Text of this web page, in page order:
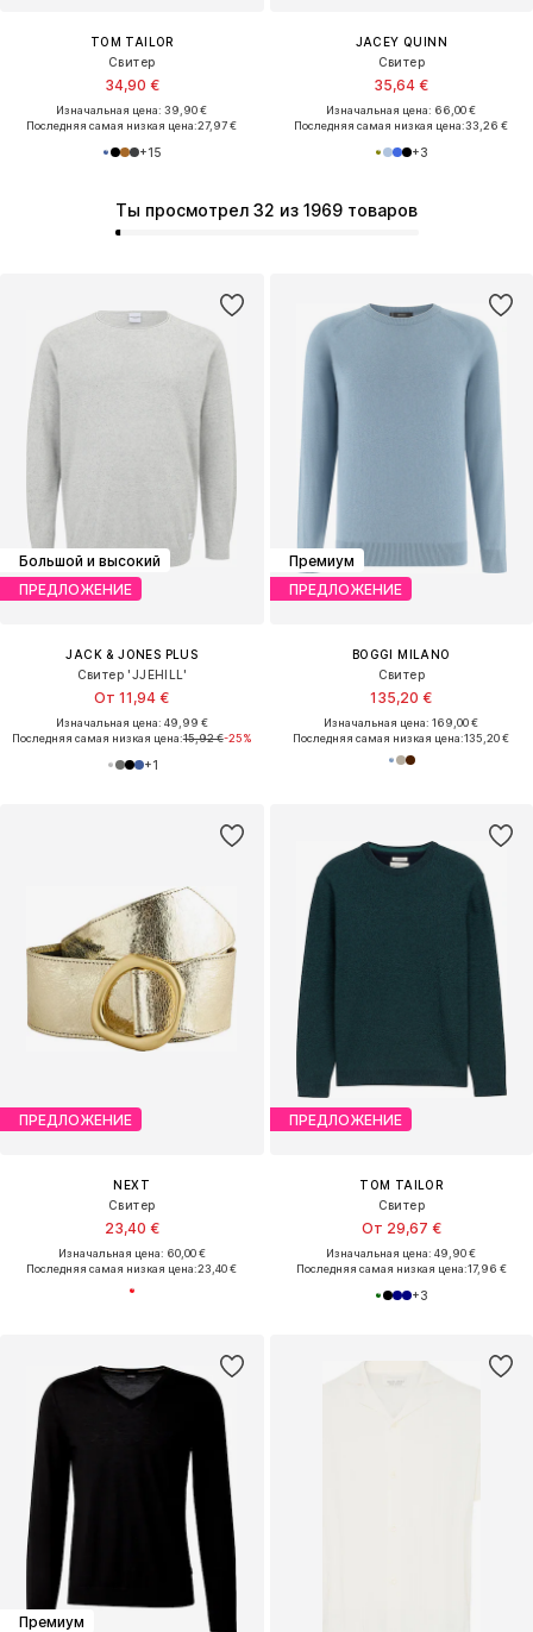
TOM TAILOR
Свитер
34,90 €
Изначальная цена: 39,90 €
Последняя самая низкая цена:27,97 €
+15
JACEY QUINN
Свитер
35,64 €
Изначальная цена: 66,00 €
Последняя самая низкая цена:33,26 €
+3
Большой и высокий
ПРЕДЛОЖЕНИЕ
JACK & JONES PLUS
Свитер 'JJEHILL'
От 11,94 €
Изначальная цена: 49,99 €
Последняя самая низкая цена:15,92 €-25%
+1
Ты просмотрел 32 из 1969 товаров
Премиум
ПРЕДЛОЖЕНИЕ
BOGGI MILANO
Свитер
135,20 €
Изначальная цена: 169,00 €
Последняя самая низкая цена:135,20 €
ПРЕДЛОЖЕНИЕ
NEXT
Свитер
23,40 €
Изначальная цена: 60,00 €
Последняя самая низкая цена:23,40 €
ПРЕДЛОЖЕНИЕ
TOM TAILOR
Свитер
От 29,67 €
Изначальная цена: 49,90 €
Последняя самая низкая цена:17,96 €
+3
Премиум